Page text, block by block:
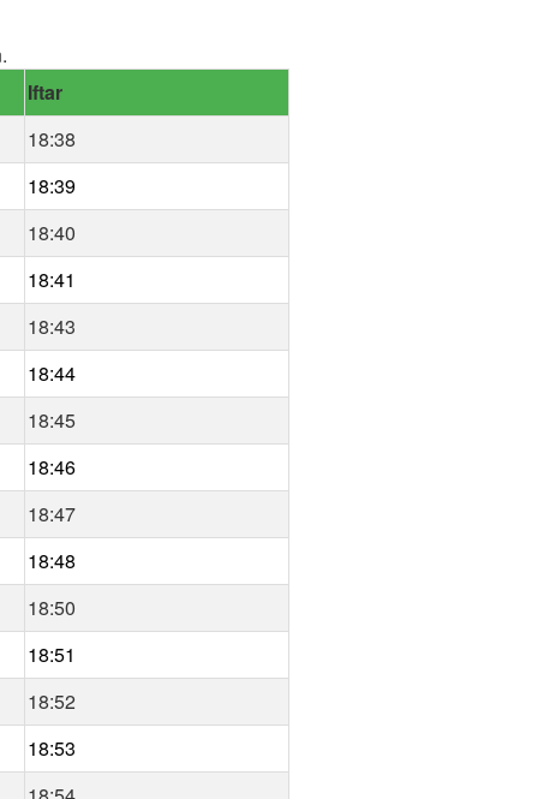
Iftar
18:38
18:39
18:40
18:41
18:43
18:44
18:45
18:46
18:47
18:48
18:50
18:51
18:52
18:53